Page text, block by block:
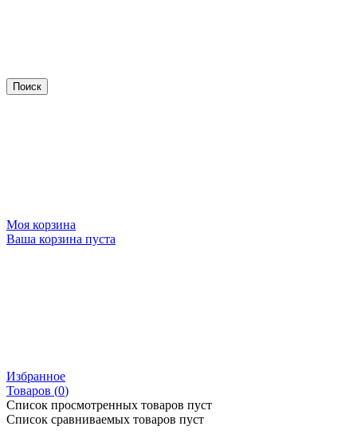
Моя корзина
Ваша корзина пуста
Избранное
Товаров (0)
Список просмотренных товаров пуст
Список сравниваемых товаров пуст